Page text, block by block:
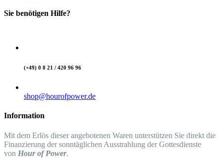
Sie benötigen Hilfe?
(+49) 0 8 21 / 420 96 96
shop@hourofpower.de
Information
Mit dem Erlös dieser angebotenen Waren unterstützen Sie direkt die
Finanzierung der sonntäglichen Ausstrahlung der Gottesdienste
von Hour of Power.